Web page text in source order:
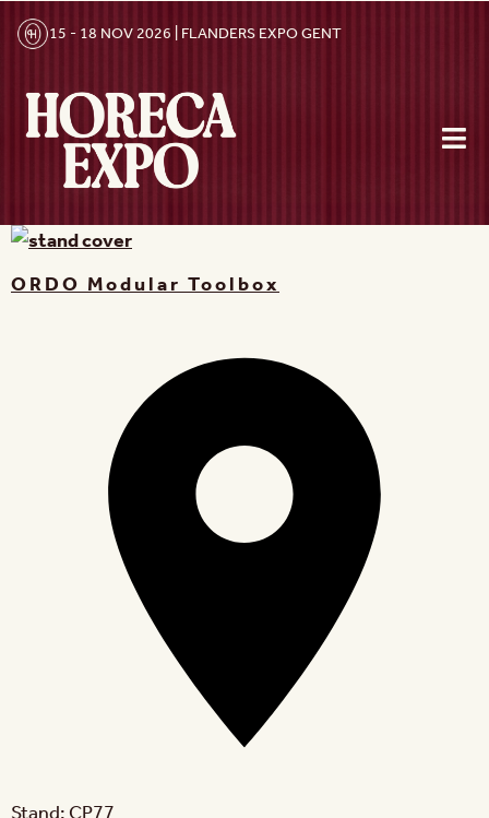
15 - 18 NOV 2026 | FLANDERS EXPO GENT
ORDO Modular Toolbox